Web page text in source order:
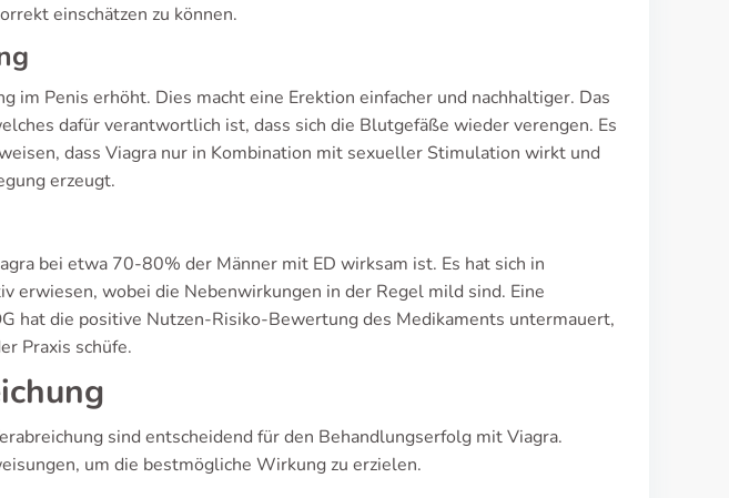
einschätzen zu können.
im Penis erhöht. Dies macht eine Erektion einfacher und nachhaltiger. Das
dafür verantwortlich ist, dass sich die Blutgefäße wieder verengen. Es
dass Viagra nur in Kombination mit sexueller Stimulation wirkt und
erzeugt.
bei etwa 70-80% der Männer mit ED wirksam ist. Es hat sich in
erwiesen, wobei die Nebenwirkungen in der Regel mild sind. Eine
hat die positive Nutzen-Risiko-Bewertung des Medikaments untermauert,
Praxis schüfe.
sind entscheidend für den Behandlungserfolg mit Viagra.
um die bestmögliche Wirkung zu erzielen.